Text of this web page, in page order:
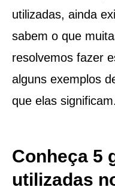
utilizadas, ainda
sabem o que
resolvemos fazer
alguns exemplos
que elas significam.
Conheça 5
utilizadas